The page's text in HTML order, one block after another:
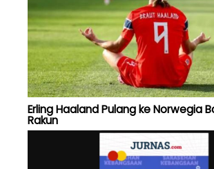
Erling Haaland Pulang ke Norwegia
Rakun